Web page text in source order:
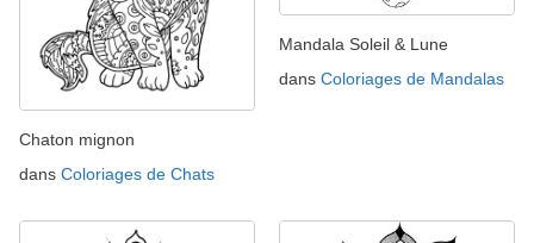
Chaton mignon
dans Coloriages de Chats
Mandala Soleil & Lune
dans Coloriages de Mandalas